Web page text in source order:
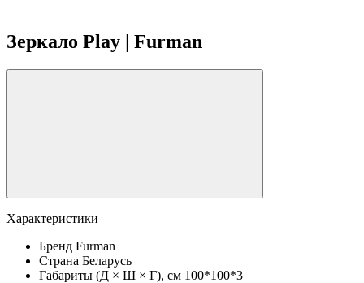
Зеркало Play | Furman
Характеристики
Бренд Furman
Страна Беларусь
Габариты (Д × Ш × Г), см 100*100*3